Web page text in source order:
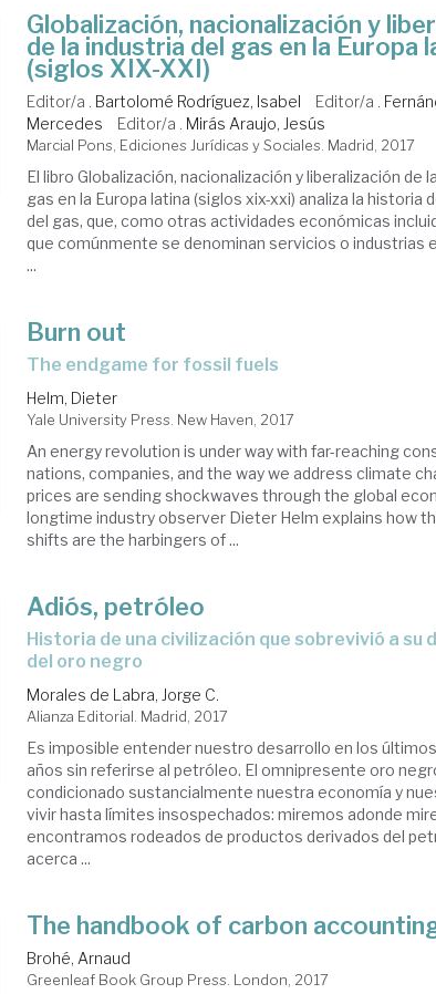
Globalización, nacionalización y
de la industria del gas en la Europa
(siglos XIX-XXI)
Editor/a . Bartolomé Rodríguez, Isabel Editor/a .
Mercedes
Editor/a . Mirás Araujo, Jesús
Marcial Pons, Ediciones Jurídicas y Sociales. Madrid, 2017
El libro Globalización, nacionalización y liberalización de
gas en la Europa latina (siglos xix-xxi) analiza la historia
del gas, que, como otras actividades económicas
que comúnmente se denominan servicios o industrias
...
Burn out
the endgame for fossil fuels
Helm, Dieter
Yale University Press. New Haven, 2017
An energy revolution is under way with far-reaching
nations, companies, and the way we address climate
prices are sending shockwaves through the global
longtime industry observer Dieter Helm explains how
shifts are the harbingers of ...
Adiós, petróleo
historia de una civilización que sobrevivió a su dependencia
del oro negro
Morales de Labra, Jorge C.
Alianza Editorial. Madrid, 2017
Es imposible entender nuestro desarrollo en los
años sin referirse al petróleo. El omnipresente oro
condicionado sustancialmente nuestra economía y
vivir hasta límites insospechados: miremos adonde
encontramos rodeados de productos derivados del
acerca ...
The handbook of carbon
Brohé, Arnaud
Greenleaf Book Group Press. London, 2017